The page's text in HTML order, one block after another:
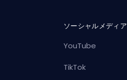
ソーシャルメディア
YouTube
TikTok